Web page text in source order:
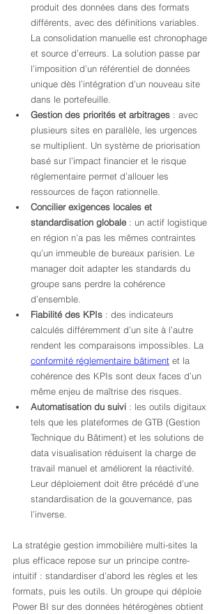
produit des données dans des formats
différents, avec des définitions variables.
La consolidation manuelle est chronophage
et source d’erreurs. La solution passe par
l’imposition d’un référentiel de données
unique dès l’intégration d’un nouveau site
dans le portefeuille.
Gestion des priorités et arbitrages : avec
plusieurs sites en parallèle, les urgences
se multiplient. Un système de priorisation
basé sur l’impact financier et le risque
réglementaire permet d’allouer les
ressources de façon rationnelle.
Concilier exigences locales et
standardisation globale : un actif logistique
en région n’a pas les mêmes contraintes
qu’un immeuble de bureaux parisien. Le
manager doit adapter les standards du
groupe sans perdre la cohérence
d’ensemble.
Fiabilité des KPIs : des indicateurs
calculés différemment d’un site à l’autre
rendent les comparaisons impossibles. La
conformité réglementaire bâtiment et la
cohérence des KPIs sont deux faces d’un
même enjeu de maîtrise des risques.
Automatisation du suivi : les outils digitaux
tels que les plateformes de GTB (Gestion
Technique du Bâtiment) et les solutions de
data visualisation réduisent la charge de
travail manuel et améliorent la réactivité.
Leur déploiement doit être précédé d’une
standardisation de la gouvernance, pas
l’inverse.
La stratégie gestion immobilière multi-sites la
plus efficace repose sur un principe contre-
intuitif : standardiser d’abord les règles et les
formats, puis les outils. Un groupe qui déploie
Power BI sur des données hétérogènes obtient